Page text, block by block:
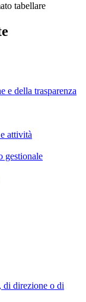
tabellare
e della trasparenza
attività
gestionale
direzione o di